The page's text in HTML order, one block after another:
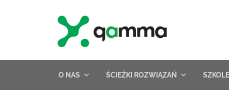
O NAS ŚCIEŻKI ROZWIĄZAŃ